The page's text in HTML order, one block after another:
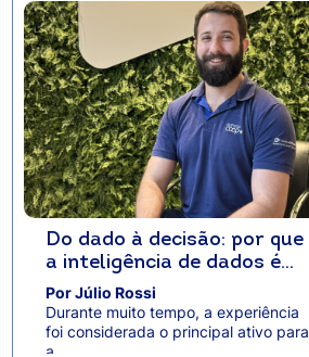
Do dado à decisão: por que
a inteligência de dados é
indispensável ao
cooperativismo
Por Júlio Rossi
Durante muito tempo, a experiência
foi considerada o principal ativo para
a...